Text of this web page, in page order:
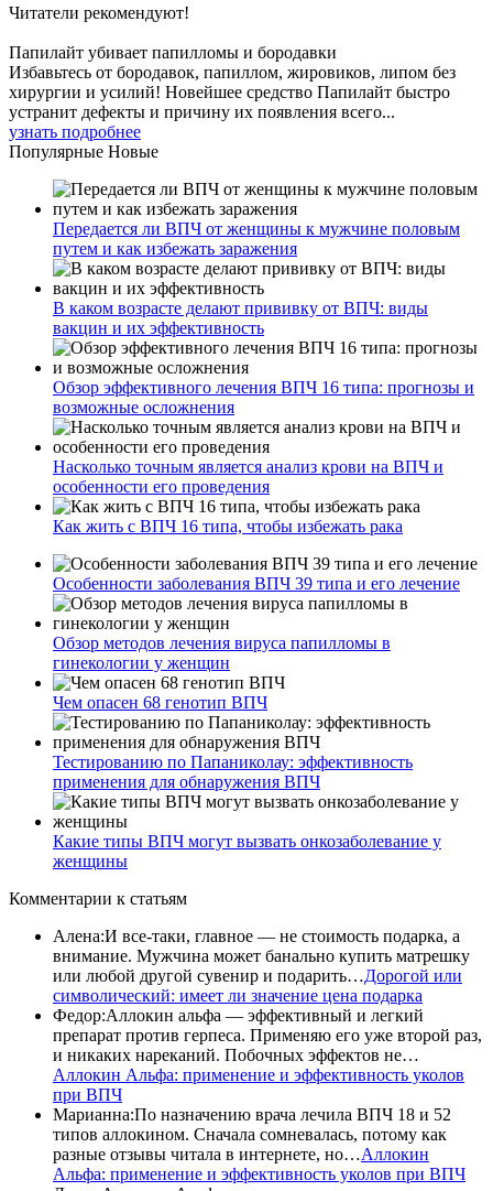
Читатели рекомендуют!
Папилайт убивает папилломы и бородавки
Избавьтесь от бородавок, папиллом, жировиков, липом без
хирургии и усилий! Новейшее средство Папилайт быстро
устранит дефекты и причину их появления всего...
узнать подробнее
Популярные Новые
Передается ли ВПЧ от женщины к мужчине половым
путем и как избежать заражения
В каком возрасте делают прививку от ВПЧ: виды
вакцин и их эффективность
Обзор эффективного лечения ВПЧ 16 типа: прогнозы и
возможные осложнения
Насколько точным является анализ крови на ВПЧ и
особенности его проведения
Как жить с ВПЧ 16 типа, чтобы избежать рака
Особенности заболевания ВПЧ 39 типа и его лечение
Обзор методов лечения вируса папилломы в
гинекологии у женщин
Чем опасен 68 генотип ВПЧ
Тестированию по Папаниколау: эффективность
применения для обнаружения ВПЧ
Какие типы ВПЧ могут вызвать онкозаболевание у
женщины
Комментарии к статьям
Алена:И все-таки, главное — не стоимость подарка, а
внимание. Мужчина может банально купить матрешку
или любой другой сувенир и подарить…Дорогой или
символический: имеет ли значение цена подарка
Федор:Аллокин альфа — эффективный и легкий
препарат против герпеса. Применяю его уже второй раз,
и никаких нареканий. Побочных эффектов не…
Аллокин Альфа: применение и эффективность уколов
при ВПЧ
Марианна:По назначению врача лечила ВПЧ 18 и 52
типов аллокином. Сначала сомневалась, потому как
разные отзывы читала в интернете, но…Аллокин
Альфа: применение и эффективность уколов при ВПЧ